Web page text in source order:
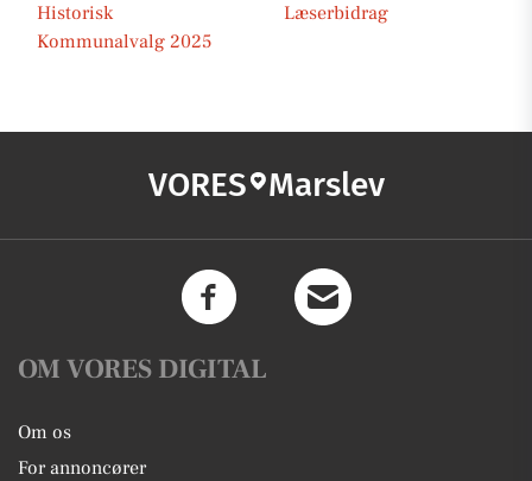
Historisk
Læserbidrag
Kommunalvalg 2025
VORES Marslev
OM VORES DIGITAL
Om os
For annoncører